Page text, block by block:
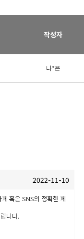
작성자
나*은
2022-11-10
혹은 SNS의 정확한 페
니다.